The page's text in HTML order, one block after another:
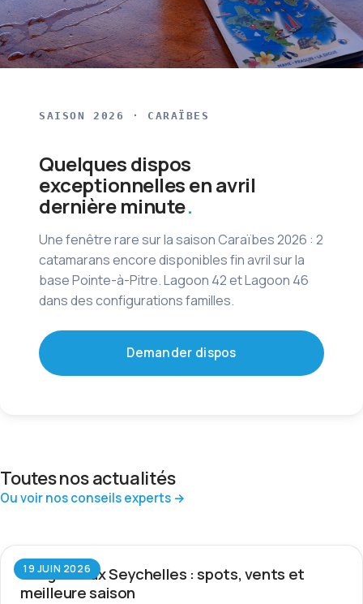
SAISON 2026 · CARAÏBES
Quelques dispos
exceptionnelles en avril
dernière minute
Une fenêtre rare sur la saison Caraïbes 2026 : 2
catamarans encore disponibles fin avril sur la
base Pointe-à-Pitre. Lagoon 42 et Lagoon 46
dans des configurations familles.
Demander dispos
Toutes nos actualités
Ou voir nos conseils experts →
19 JUIN 2026
Wingfoil aux Seychelles : spots, vents et
meilleure saison